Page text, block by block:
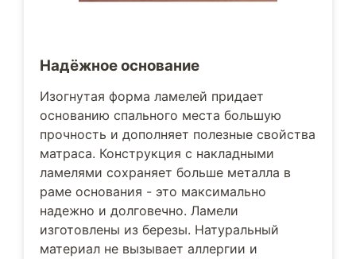
Надёжное основание
Изогнутая форма ламелей придает
основанию спального места большую
прочность и дополняет полезные свойства
матраса. Конструкция с накладными
ламелями сохраняет больше металла в
раме основания - это максимально
надежно и долговечно. Ламели
изготовлены из березы. Натуральный
материал не вызывает аллергии и